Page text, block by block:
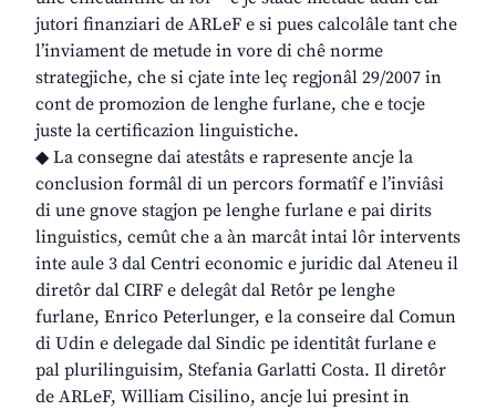
jutori finanziari de ARLeF e si pues calcolâle tant che
l’inviament de metude in vore di chê norme
strategjiche, che si cjate inte leç regjonâl 29/2007 in
cont de promozion de lenghe furlane, che e tocje
juste la certificazion linguistiche.
◆ La consegne dai atestâts e rapresente ancje la
conclusion formâl di un percors formatîf e l’inviâsi
di une gnove stagjon pe lenghe furlane e pai dirits
linguistics, cemût che a àn marcât intai lôr intervents
inte aule 3 dal Centri economic e juridic dal Ateneu il
diretôr dal CIRF e delegât dal Retôr pe lenghe
furlane, Enrico Peterlunger, e la conseire dal Comun
di Udin e delegade dal Sindic pe identitât furlane e
pal plurilinguisim, Stefania Garlatti Costa. Il diretôr
de ARLeF, William Cisilino, ancje lui presint in